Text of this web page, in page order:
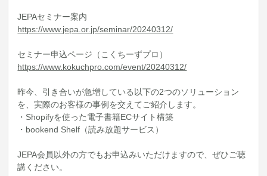
JEPAセミナー案内
https://www.jepa.or.jp/seminar/20240312/
セミナー申込ページ（こくちーずプロ）
https://www.kokuchpro.com/event/20240312/
昨今、引き合いが急増している以下の2つのソリューション
を、実際のお客様の事例を交えてご紹介します。
・Shopifyを使った電子書籍ECサイト構築
・bookend Shelf（読み放題サービス）
JEPA会員以外の方でもお申込みいただけますので、ぜひご聴
講ください。